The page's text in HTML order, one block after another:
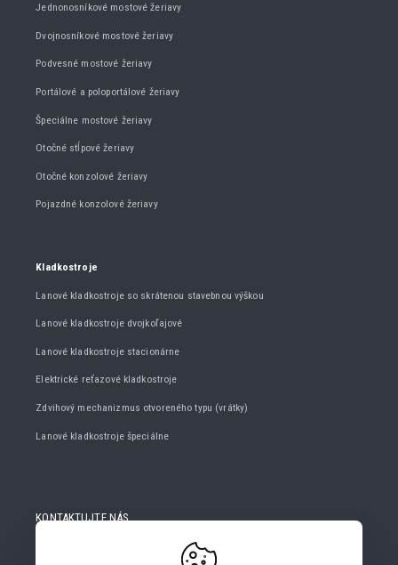
Jednonosníkové mostové žeriavy
Dvojnosníkové mostové žeriavy
Podvesné mostové žeriavy
Portálové a poloportálové žeriavy
Špeciálne mostové žeriavy
Otočné stĺpové žeriavy
Otočné konzolové žeriavy
Pojazdné konzolové žeriavy
Kladkostroje
Lanové kladkostroje so skrátenou stavebnou výškou
Lanové kladkostroje dvojkoľajové
Lanové kladkostroje stacionárne
Elektrické reťazové kladkostroje
Zdvihový mechanizmus otvoreného typu (vrátky)
Lanové kladkostroje špeciálne
KONTAKTUJTE NÁS